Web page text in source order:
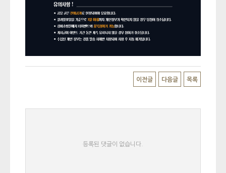
이전글 다음글 목록
등록된 댓글이 없습니다.